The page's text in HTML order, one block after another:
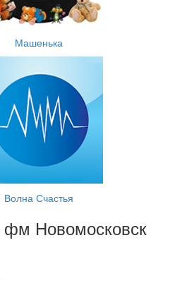
Машенька
Волна Счастья
Новомосковск